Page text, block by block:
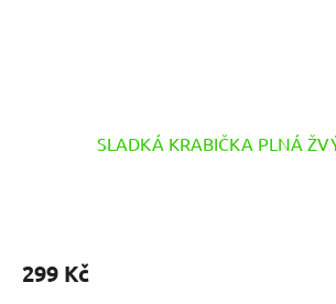
SLADKÁ KRABIČKA PLNÁ
299 Kč